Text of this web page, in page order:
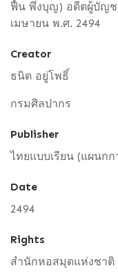
ฟื้น พึ่งบุญ) อดีตผู้บัญช
เมษายน พ.ศ. 2494
Creator
ธนิต อยู่โพธิ์
กรมศิลปากร
Publisher
ไทยแบบเรียน (แผนก
Date
2494
Rights
สำนักหอสมุดแห่งชาติ